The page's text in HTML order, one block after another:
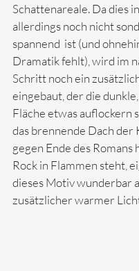
Schattenareale. Da dies
allerdings noch nicht
spannend  ist (und
Dramatik fehlt), wird im
Schritt noch ein
eingebaut, der die
Fläche etwas auflockern
das brennende Dach der
gegen Ende des Romans
Rock in Flammen steht,
dieses Motiv wunderbar
zusätzlicher warmer